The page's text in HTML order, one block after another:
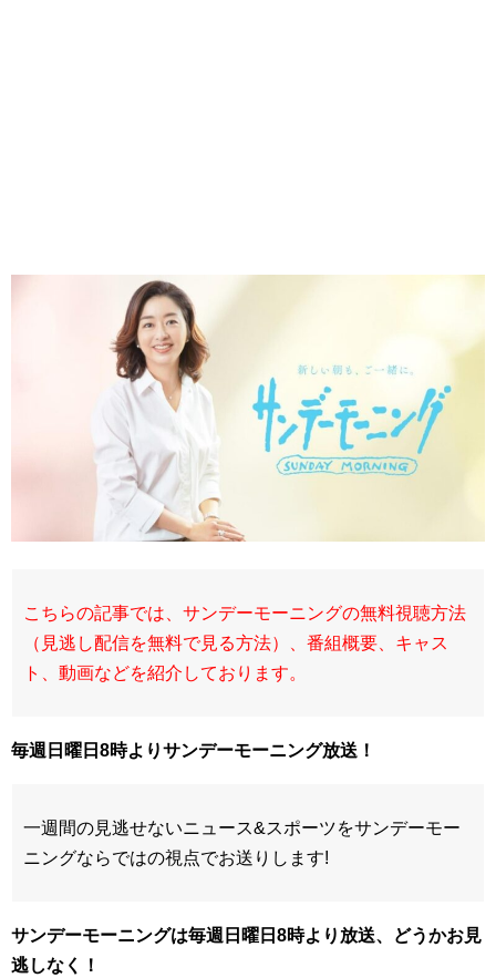
こちらの記事では、サンデーモーニングの無料視聴方法
（見逃し配信を無料で見る方法）、番組概要、キャス
ト、動画などを紹介しております。
毎週日曜日8時よりサンデーモーニング放送！
一週間の見逃せないニュース&スポーツをサンデーモー
ニングならではの視点でお送りします!
サンデーモーニングは毎週日曜日8時より放送、どうかお見
逃しなく！